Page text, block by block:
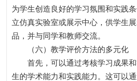
为学生创造良好的学习氛围和实践
立仿真实验室或展示中心，供学生
品，并与同学和教师交流。
（六）教学评价方法的多元化
首先，可以通过考核学习成果
生的学术能力和实践能力。这可以